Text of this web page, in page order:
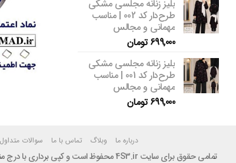
بلیز زنانه مجلسی مشکی
طرح‌دار کد 002 | مناسب
مهمانی و مجالس
699,000 تومان
بلیز زنانه مجلسی مشکی
طرح‌دار کد 001 | مناسب
مهمانی و مجالس
699,000 تومان
درباره ما وبلاگ تماس با ما سوالات متداول
تمامی حقوق برای سایت 4S3.ir محفوظ است و کپی برداری با درج منابع بلامانع است .2026 ©